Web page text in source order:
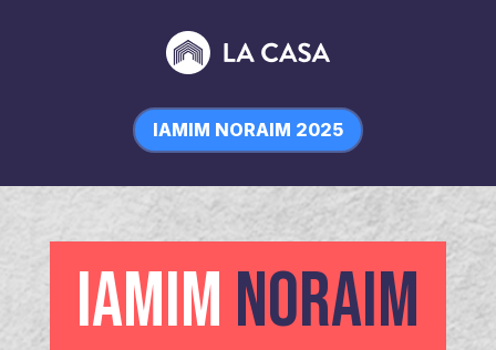
IAMIM NORAIM 2025
IAMIM NORAIM